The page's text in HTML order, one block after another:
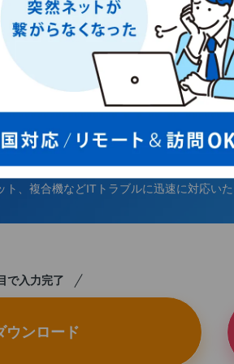
お問い
ト、複合機などITトラブルに迅速に対応い
で入力完了
ウンロード